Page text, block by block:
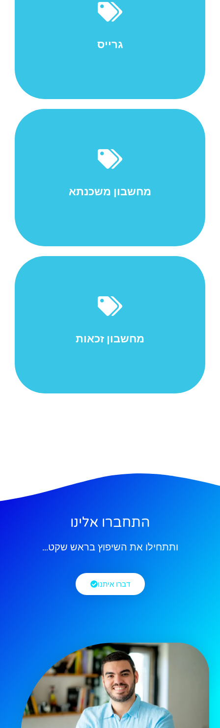
גרייס
הלוואה שניתנה לבעל הנכס על-ידי הבנק, חברת ביטוח או
חברה פרטית. המשכנתא היא סוג של זכות מקרקעין
מחשבון משכנתא
הלוואה שניתנה לבעל הנכס על-ידי הבנק, חברת ביטוח או
חברה פרטית. המשכנתא היא סוג של זכות מקרקעין
מחשבון זכאות
הלוואה שניתנה לבעל הנכס על-ידי הבנק, חברת ביטוח או
חברה פרטית. המשכנתא היא סוג של זכות מקרקעין
התחברו אלינו
ותתחילו את השיפוץ בראש שקט...
דברו איתנו